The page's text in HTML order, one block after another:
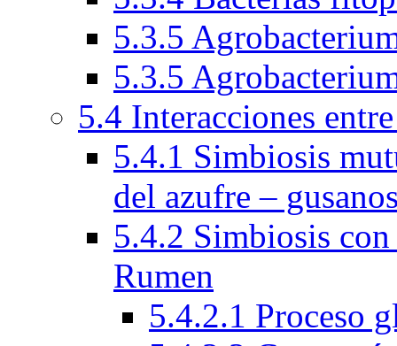
5.3.5
5.3.5
5.4 Interacciones
5.4.1 Simbiosis
del azufre –
5.4.2 Simbiosis
Rumen
5.4.2.1 Proceso